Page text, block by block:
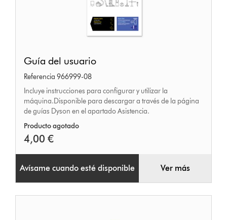
del
usuario
Guía del usuario
Referencia 966999-08
Incluye instrucciones para configurar y utilizar la
máquina.Disponible para descargar a través de la página
de guías Dyson en el apartado Asistencia.
Producto agotado
4,00 €
Avísame cuando esté disponible Ver más